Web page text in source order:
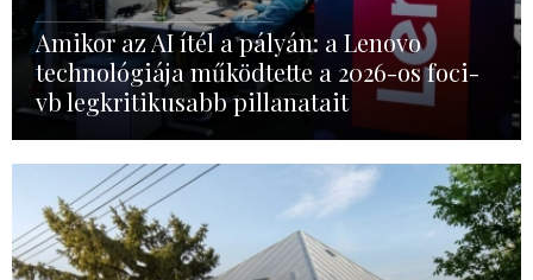
Amikor az AI ítél a pályán: a Lenovo
technológiája működtette a 2026-os foci-
vb legkritikusabb pillanatait